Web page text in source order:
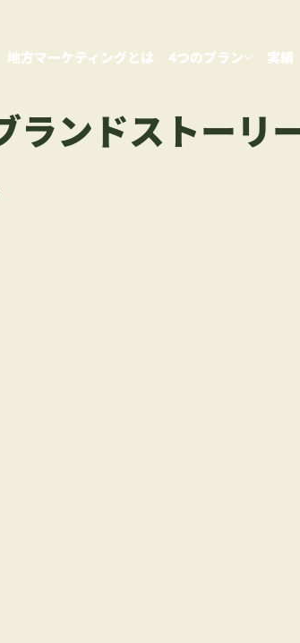
地方マーケティングとは 4つのプラン 実績
ランドストーリ